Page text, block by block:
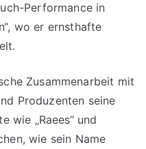
Performance in
wo er ernsthafte
Zusammenarbeit mit
Produzenten seine
wie „Raees“ und
wie sein Name